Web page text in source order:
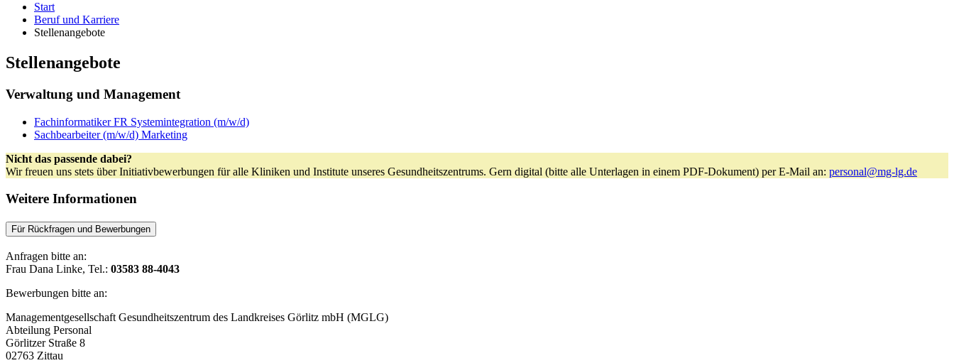
Start
Beruf und Karriere
Stellenangebote
Stellenangebote
Verwaltung und Management
Fachinformatiker FR Systemintegration (m/w/d)
Sachbearbeiter (m/w/d) Marketing
Nicht das passende dabei?
Wir freuen uns stets über Initiativbewerbungen für alle Kliniken und Institute unseres Gesundheitszentrums. Gern digital (bitte alle Unterlagen in einem PDF-Dokument) per E-Mail an: personal@mg-lg.de
Weitere Informationen
Für Rückfragen und Bewerbungen
Anfragen bitte an:
Frau Dana Linke, Tel.: 03583 88-4043
Bewerbungen bitte an:
Managementgesellschaft Gesundheitszentrum des Landkreises Görlitz mbH (MGLG)
Abteilung Personal
Görlitzer Straße 8
02763 Zittau